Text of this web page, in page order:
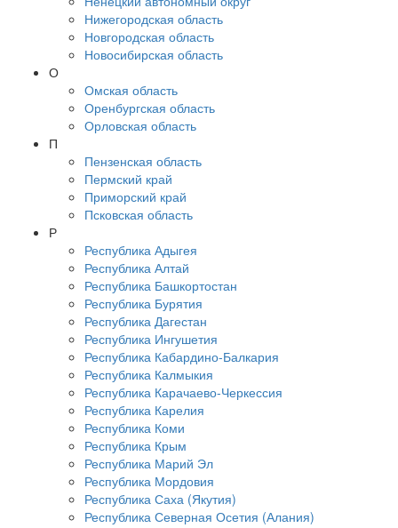
Нижегородская область
Новгородская область
Новосибирская область
О
Омская область
Оренбургская область
Орловская область
П
Пензенская область
Пермский край
Приморский край
Псковская область
Р
Республика Адыгея
Республика Алтай
Республика Башкортостан
Республика Бурятия
Республика Дагестан
Республика Ингушетия
Республика Кабардино-Балкария
Республика Калмыкия
Республика Карачаево-Черкессия
Республика Карелия
Республика Коми
Республика Крым
Республика Марий Эл
Республика Мордовия
Республика Саха (Якутия)
Республика Северная Осетия (Алания)